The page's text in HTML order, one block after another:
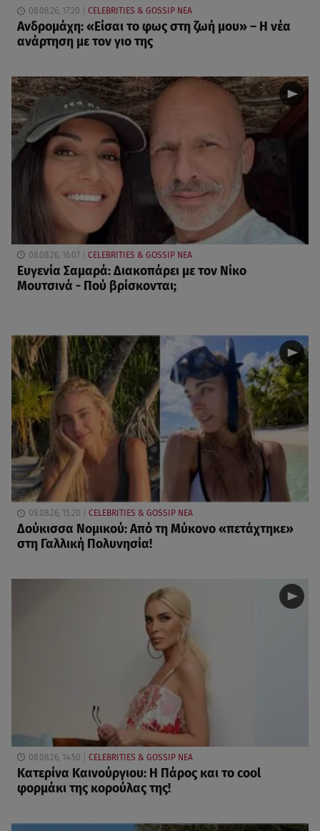
08.08.26, 17:20 CELEBRITIES & GOSSIP ΝΕΑ
Ανδρομάχη: «Είσαι το φως στη ζωή μου» – Η νέα
ανάρτηση με τον γιο της
08.08.26, 16:07 CELEBRITIES & GOSSIP ΝΕΑ
Ευγενία Σαμαρά: Διακοπάρει με τον Νίκο
Μουτσινά - Πού βρίσκονται;
08.08.26, 15:20 CELEBRITIES & GOSSIP ΝΕΑ
Δούκισσα Νομικού: Από τη Μύκονο «πετάχτηκε»
στη Γαλλική Πολυνησία!
08.08.26, 14:50 CELEBRITIES & GOSSIP ΝΕΑ
Κατερίνα Καινούργιου: Η Πάρος και το cool
φορμάκι της κορούλας της!